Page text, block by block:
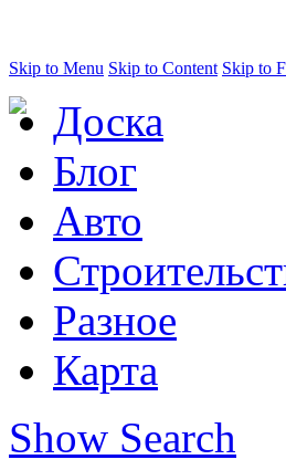
Skip to Menu Skip to Content Skip to
Доска
Блог
Авто
Разное
Карта
Show Search